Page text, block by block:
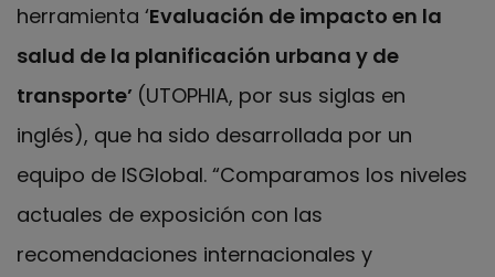
herramienta ‘Evaluación de impacto en la
salud de la planificación urbana y de
transporte’ (UTOPHIA, por sus siglas en
inglés), que ha sido desarrollada por un
equipo de ISGlobal. “Comparamos los niveles
actuales de exposición con las
recomendaciones internacionales y